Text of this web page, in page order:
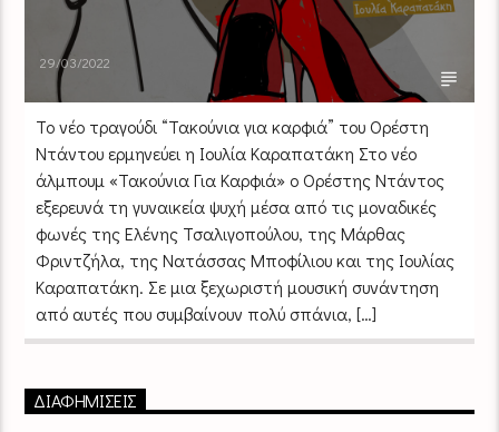
29/03/2022
Το νέο τραγούδι “Τακούνια για καρφιά” του Ορέστη
Ντάντου ερμηνεύει η Ιουλία Καραπατάκη Στο νέο
άλμπουμ «Τακούνια Για Καρφιά» ο Ορέστης Ντάντος
εξερευνά τη γυναικεία ψυχή μέσα από τις μοναδικές
φωνές της Ελένης Τσαλιγοπούλου, της Μάρθας
Φριντζήλα, της Νατάσσας Μποφίλιου και της Ιουλίας
Καραπατάκη. Σε μια ξεχωριστή μουσική συνάντηση
από αυτές που συμβαίνουν πολύ σπάνια, […]
ΔΙΑΦΗΜΙΣΕΙΣ